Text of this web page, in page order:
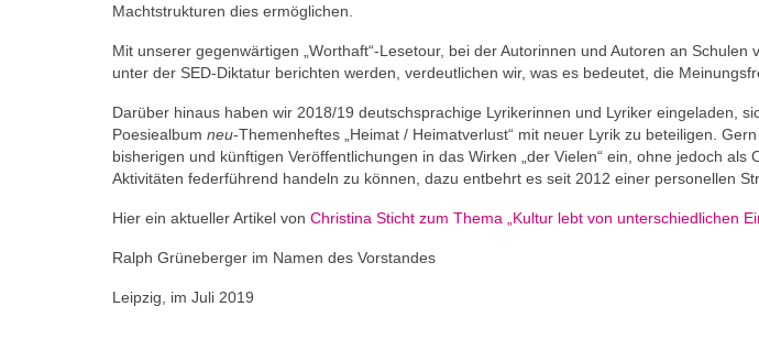
Machtstrukturen dies ermöglichen.
Mit unserer gegenwärtigen „Worthaft“-Lesetour, bei der Autorinnen und Autoren an
unter der SED-Diktatur berichten werden, verdeutlichen wir, was es bedeutet, die
Darüber hinaus haben wir 2018/19 deutschsprachige Lyrikerinnen und Lyriker eingeladen,
Poesiealbum neu-Themenheftes „Heimat / Heimatverlust“ mit neuer Lyrik zu beteiligen.
bisherigen und künftigen Veröffentlichungen in das Wirken „der Vielen“ ein, ohne jedoch als
Aktivitäten federführend handeln zu können, dazu entbehrt es seit 2012 einer personellen
Hier ein aktueller Artikel von Christina Sticht zum Thema „Kultur lebt von unterschiedlichen
Ralph Grüneberger im Namen des Vorstandes
Leipzig, im Juli 2019